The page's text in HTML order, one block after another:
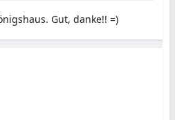
Gut, danke!! =)